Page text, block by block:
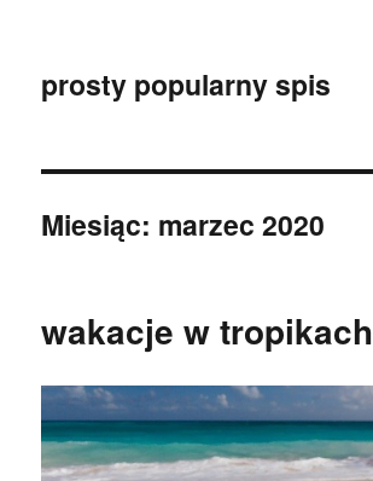
prosty popularny spis
Miesiąc: marzec 2020
wakacje w tropikach